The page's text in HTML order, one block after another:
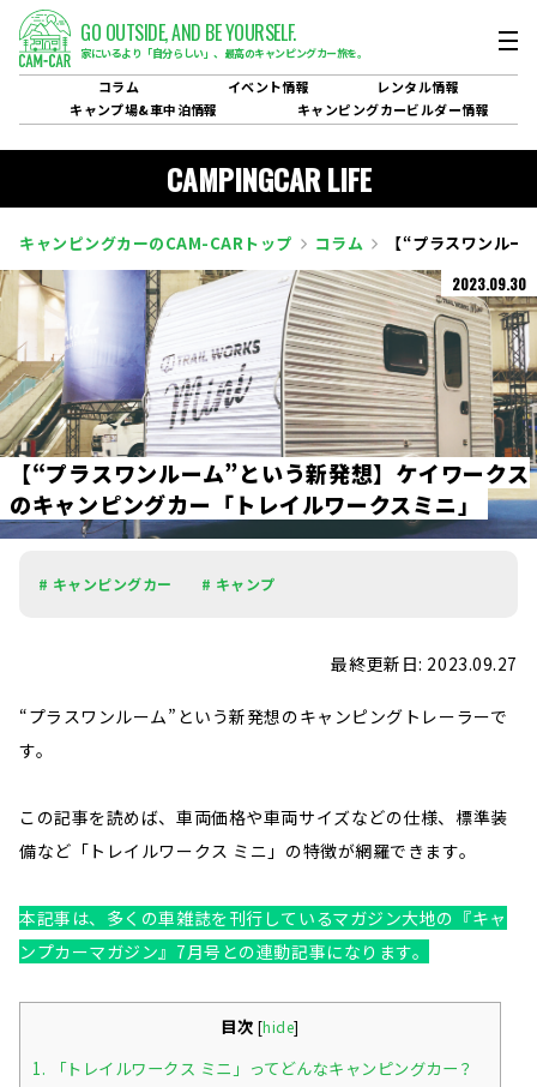
GO OUTSIDE,AND BE YOURSELF.
家にいるより「自分らしい」、 最高のキャンピングカー旅を。
コラム イベント情報 レンタル情報
キャンプ場&車中泊情報 キャンピングカービルダー情報
CAMPINGCAR LIFE
キャンピングカーのCAM-CARトップ コラム 【“プラスワンル
2023.09.30
【“プラスワンルーム”という新発想】 ケイワークス
のキャンピングカー 「ト レイルワークスミニ 」
# キャンピングカー # キャンプ
最終更新日: 2023.09.27
“プラスワンルーム”という新発想のキャンピングトレーラーで
す。
この記事を読めば、車両価格や車両サイズなどの仕様、標準装
備など「トレイルワークス ミニ」の特徴が網羅できます。
本記事は、多くの車雑誌を刊行しているマガジン大地の『キャ
ンプカーマガジン』7月号との連動記事になります。
目次 [hide]
1. 「トレイルワークス ミニ」ってどんなキャンピングカー？